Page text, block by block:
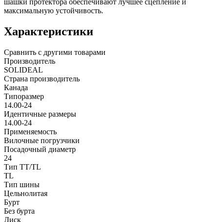
максимальную устойчивость.
Характеристики
Сравнить с другими товарами
Производитель
SOLIDEAL
Страна производитель
Канада
Типоразмер
14.00-24
Идентичные размеры
14.00-24
Применяемость
Вилочные погрузчики
Посадочный диаметр
24
Тип TT/TL
TL
Тип шины
Цельнолитая
Бурт
Без бурта
Диск